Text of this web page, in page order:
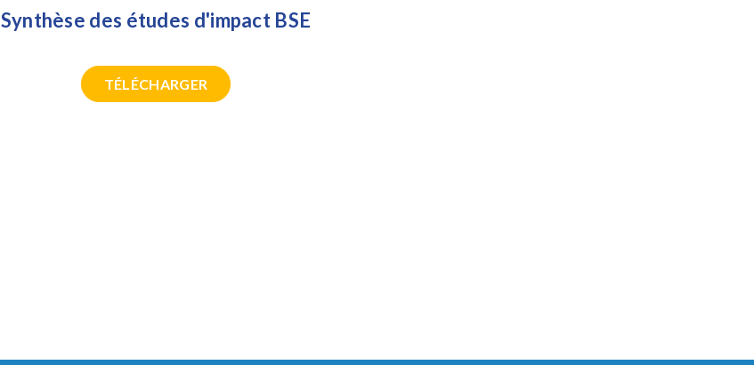
Synthèse des études d'impact BSE
TÉLÉCHARGER